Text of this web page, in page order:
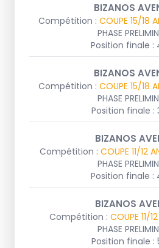
BIZANOS
Compétition : COUPE 15/18
PHASE
Position finale :
BIZANOS
Compétition : COUPE 15/18
PHASE
Position finale :
BIZANOS
Compétition : COUPE 11/12
PHASE
Position finale :
BIZANOS
Compétition : COUPE 11/
PHASE
Position finale :